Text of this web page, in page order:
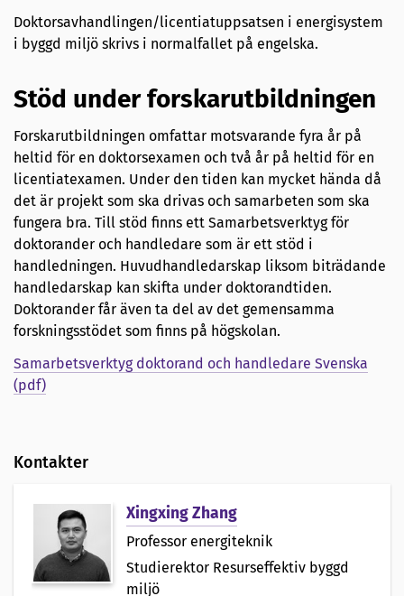
Doktorsavhandlingen/licentiatuppsatsen i energisystem
i byggd miljö skrivs i normalfallet på engelska.
Stöd under forskarutbildningen
Forskarutbildningen omfattar motsvarande fyra år på
heltid för en doktorsexamen och två år på heltid för en
licentiatexamen. Under den tiden kan mycket hända då
det är projekt som ska drivas och samarbeten som ska
fungera bra. Till stöd finns ett Samarbetsverktyg för
doktorander och handledare som är ett stöd i
handledningen. Huvudhandledarskap liksom biträdande
handledarskap kan skifta under doktorandtiden.
Doktorander får även ta del av det gemensamma
forskningsstödet som finns på högskolan.
Samarbetsverktyg doktorand och handledare Svenska
(pdf)
Kontakter
Xingxing Zhang
Professor energiteknik
Studierektor Resurseffektiv byggd
miljö